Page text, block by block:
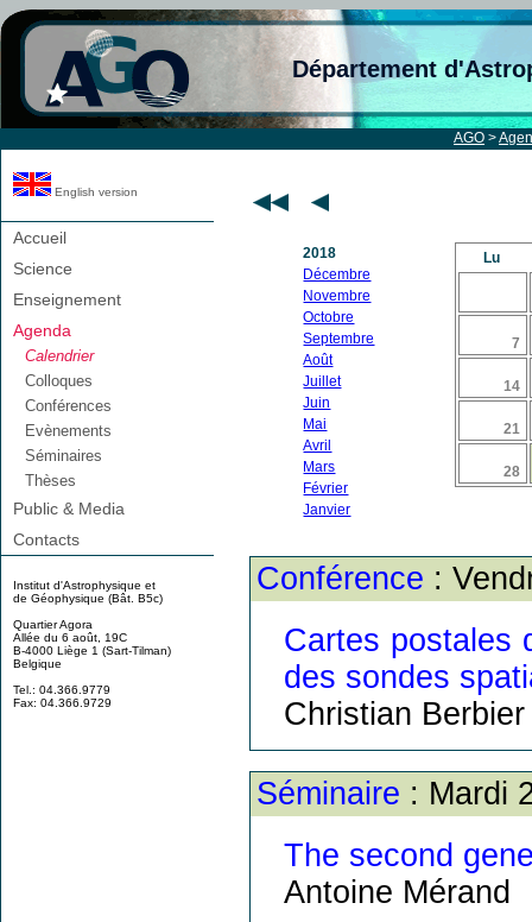
Département
AGO >
English version
Accueil
Science
Enseignement
Agenda
Calendrier
Colloques
Conférences
Evènements
Séminaires
Thèses
Public & Media
Contacts
Institut d'Astrophysique et
de Géophysique (Bât. B5c)
Quartier Agora
Allée du 6 août, 19C
B-4000 Liège 1 (Sart-Tilman)
Belgique
Tel.: 04.366.9779
Fax: 04.366.9729
2018
Décembre
Novembre
Octobre
Septembre
Août
Juillet
Juin
Mai
Avril
Mars
Février
Janvier
Lu
7
14
21
28
Conférence :
Cartes postales
des sondes
Christian Berbier
Séminaire : Mardi
The second
Antoine Mérand